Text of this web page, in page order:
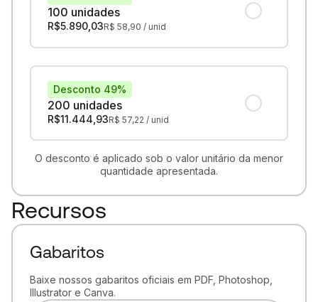
100 unidades
R$5.890,03R$58,90 / unid
200 unidades
Desconto 49%
R$11.444,93R$57,22 / unid
O desconto é aplicado sob o valor unitário da menor
quantidade apresentada.
Recursos
Gabaritos
Baixe nossos gabaritos oficiais em PDF, Photoshop,
Illustrator e Canva.